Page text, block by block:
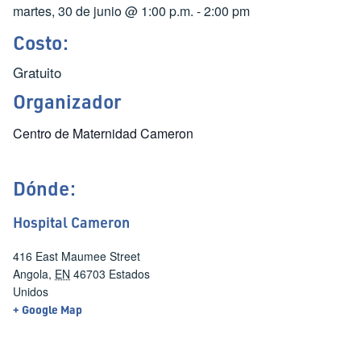
martes, 30 de junio@ 1:00 p.m. -2:00 pm
Costo:
Gratuito
Organizador
Centro de Maternidad Cameron
Dónde:
Hospital Cameron
416 East Maumee Street
Angola, EN 46703 Estados
Unidos
+ Google Map